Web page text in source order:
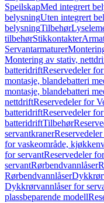
SpeilskapMed integrert
belysningUten integrert
belysningTilbehør
tilbehørStikkontakter
Servantarmaturer
Montering av stativ,
batteridriftReservedeler
montasje, blandebatteri
montasje, blandebatteri
nettdriftReservedeler for
batteridriftReservedeler
batteridriftTilbehør
servantkraner
for vaskeområde,
for servantReservedeler
servantRørbendvannlåser
Rørbendvannlåser
Dykkrørvannlåser for
plassbeparende modell